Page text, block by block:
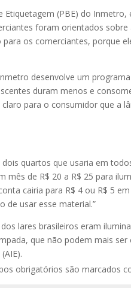
(PBE) do
foram orientados
os comerciantes, porque
desenvolve um
duram menos e
para o consumidor que a
quartos que usaria em
mês de R$ 20 a R$ 25 para
cairia para R$ 4 ou R$ 5
de usar esse material.”
lares brasileiros eram
que não podem mais
obrigatórios são marcados